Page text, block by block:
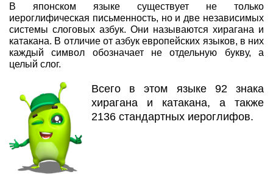
В японском языке существует не только
иероглифическая письменность, но и две независимых
системы слоговых азбук. Они называются хирагана и
катакана. В отличие от азбук европейских языков, в них
каждый символ обозначает не отдельную букву, а
целый слог.
Всего в этом языке 92 знака
хирагана и катакана, а также
2136 стандартных иероглифов.